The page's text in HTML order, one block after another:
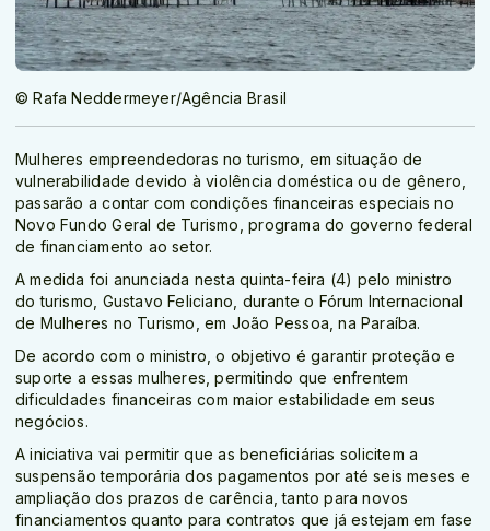
© Rafa Neddermeyer/Agência Brasil
Mulheres empreendedoras no turismo, em situação de
vulnerabilidade devido à violência doméstica ou de gênero,
passarão a contar com condições financeiras especiais no
Novo Fundo Geral de Turismo, programa do governo federal
de financiamento ao setor.
A medida foi anunciada nesta quinta-feira (4) pelo ministro
do turismo, Gustavo Feliciano, durante o Fórum Internacional
de Mulheres no Turismo, em João Pessoa, na Paraíba.
De acordo com o ministro, o objetivo é garantir proteção e
suporte a essas mulheres, permitindo que enfrentem
dificuldades financeiras com maior estabilidade em seus
negócios.
A iniciativa vai permitir que as beneficiárias solicitem a
suspensão temporária dos pagamentos por até seis meses e
ampliação dos prazos de carência, tanto para novos
financiamentos quanto para contratos que já estejam em fase